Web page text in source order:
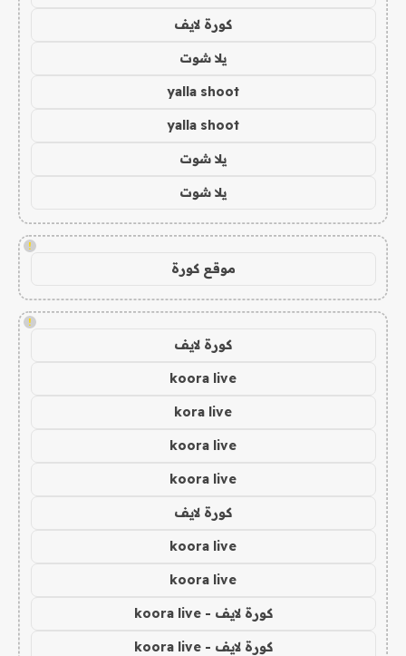
كورة لايف
يلا شوت
yalla shoot
yalla shoot
يلا شوت
يلا شوت
!
موقع كورة
!
كورة لايف
koora live
kora live
koora live
koora live
كورة لايف
koora live
koora live
كورة لايف - koora live
كورة لايف - koora live